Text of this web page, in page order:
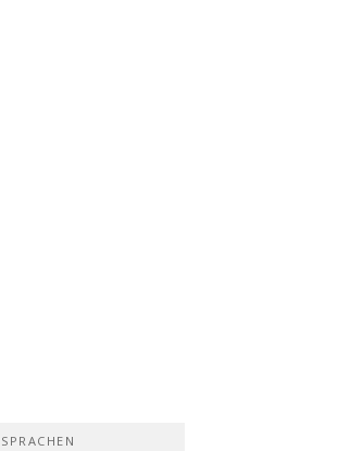
SPRACHEN